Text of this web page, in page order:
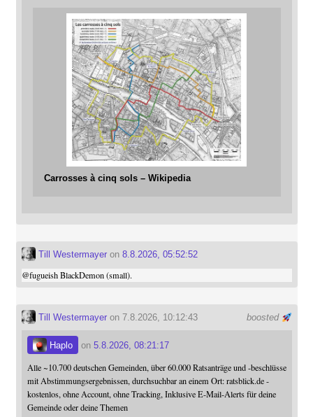
Carrosses à cinq sols – Wikipedia
Till Westermayeron 8.8.2026, 05:52:52
@fugueishBlackDemon (small).
boosted
Till Westermayeron 7.8.2026, 10:12:43
Haplo on 5.8.2026, 08:21:17
Alle ~10.700 deutschen Gemeinden, über 60.000 Ratsanträge und -beschlüsse
mit Abstimmungsergebnissen, durchsuchbar an einem Ort: ratsblick.de -
kostenlos, ohne Account, ohne Tracking, Inklusive E-Mail-Alerts für deine
Gemeinde oder deine Themen